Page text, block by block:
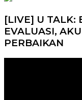
[LIVE] U TALK:
EVALUASI,
PERBAIKAN